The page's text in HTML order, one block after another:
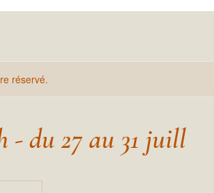
réservé.
- du 27 au 31 juill